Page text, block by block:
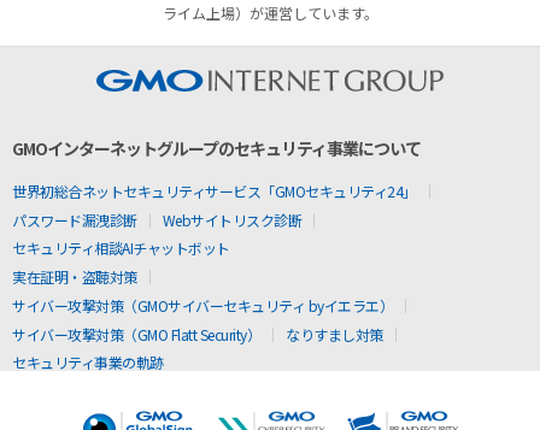
ライム上場）が運営しています。
GMOインターネットグループのセキュリティ事業について
世界初総合ネットセキュリティサービス「GMOセキュリティ24」
パスワード漏洩診断
Webサイトリスク診断
セキュリティ相談AIチャットボット
実在証明・盗聴対策
サイバー攻撃対策（GMOサイバーセキュリティ byイエラエ）
サイバー攻撃対策（GMO Flatt Security）
なりすまし対策
セキュリティ事業の軌跡